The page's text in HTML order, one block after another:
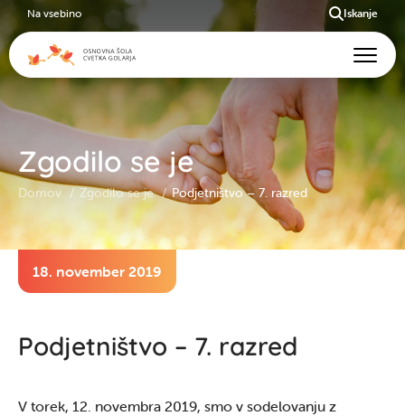
Zgodilo se je
Domov Zgodilo se je Podjetništvo – 7. razred
18. november 2019
Podjetništvo – 7. razred
V torek, 12. novembra 2019, smo v sodelovanju z
Na vsebino Iskanje